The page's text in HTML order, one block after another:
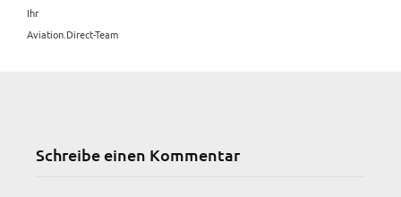
Ihr
Aviation.Direct-Team
Schreibe einen Kommentar